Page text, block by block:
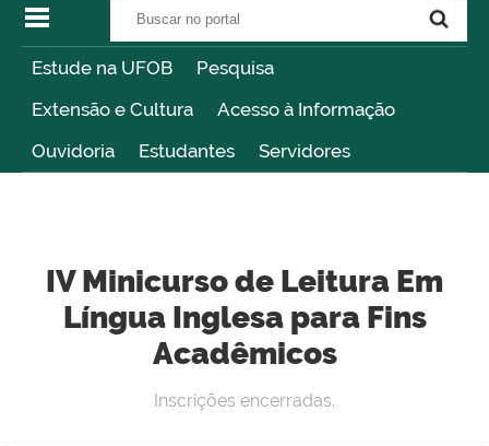
Estude na UFOB
Pesquisa
Extensão e Cultura
Acesso à Informação
Ouvidoria
Estudantes Servidores
IV Minicurso de Leitura Em
Língua Inglesa para Fins
Acadêmicos
Inscrições encerradas.